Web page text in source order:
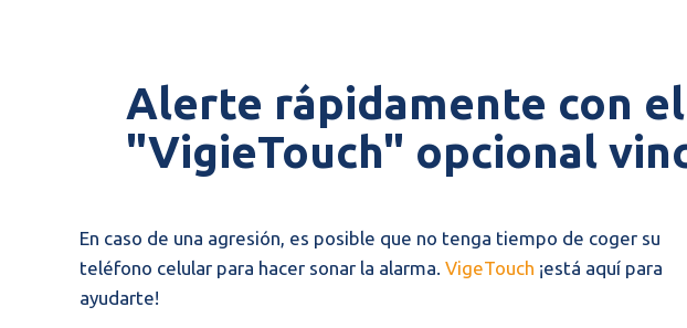
Alerte rápidamente con
"VigieTouch" opcional
En caso de una agresión, es posible que no tenga tiempo de coger su
teléfono celular para hacer sonar la alarma. VigeTouch ¡está aquí para
ayudarte!